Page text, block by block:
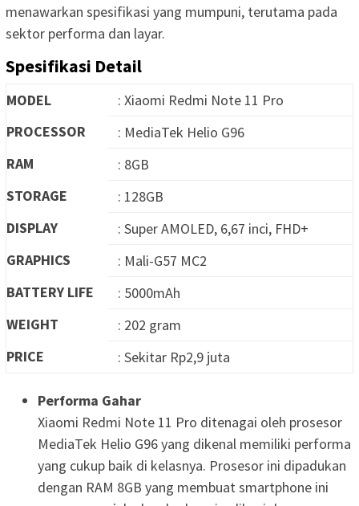
menawarkan spesifikasi yang mumpuni, terutama pada
sektor performa dan layar.
Spesifikasi Detail
MODEL
: Xiaomi Redmi Note 11 Pro
PROCESSOR
: MediaTek Helio G96
RAM
: 8GB
STORAGE
: 128GB
DISPLAY
: Super AMOLED, 6,67 inci, FHD+
GRAPHICS
: Mali-G57 MC2
BATTERY LIFE
: 5000mAh
WEIGHT
: 202 gram
PRICE
: Sekitar Rp2,9 juta
Performa Gahar
Xiaomi Redmi Note 11 Pro ditenagai oleh prosesor
MediaTek Helio G96 yang dikenal memiliki performa
yang cukup baik di kelasnya. Prosesor ini dipadukan
dengan RAM 8GB yang membuat smartphone ini